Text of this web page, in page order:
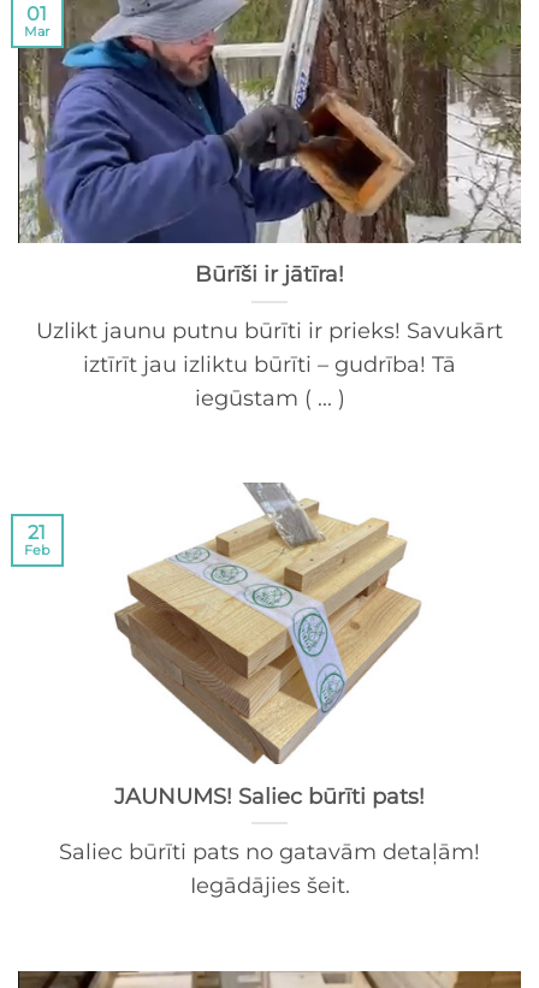
Būrīši ir jātīra!
Uzlikt jaunu putnu būrīti ir prieks! Savukārt
iztīrīt jau izliktu būrīti – gudrība! Tā
iegūstam ( ... )
01
Mar
JAUNUMS! Saliec būrīti pats!
Saliec būrīti pats no gatavām detaļām!
Iegādājies šeit.
21
Feb